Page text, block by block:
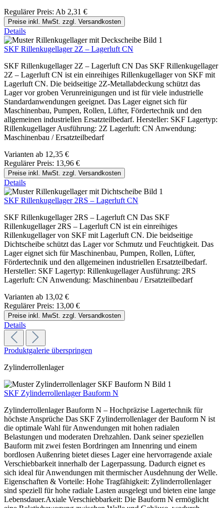
Regulärer Preis: Ab 2,31 €
Preise inkl. MwSt. zzgl. Versandkosten
Details
SKF Rillenkugellager 2Z – Lagerluft CN
SKF Rillenkugellager 2Z – Lagerluft CN Das SKF Rillenkugellager
2Z – Lagerluft CN ist ein einreihiges Rillenkugellager von SKF mit
Lagerluft CN. Die beidseitige 2Z-Metallabdeckung schützt das
Lager vor groben Verunreinigungen und ist für viele industrielle
Standardanwendungen geeignet. Das Lager eignet sich für
Maschinenbau, Pumpen, Rollen, Lüfter, Fördertechnik und den
allgemeinen industriellen Ersatzteilbedarf. Hersteller: SKF Lagertyp:
Rillenkugellager Ausführung: 2Z Lagerluft: CN Anwendung:
Maschinenbau / Ersatzteilbedarf
Varianten ab 12,35 €
Regulärer Preis: 13,96 €
Preise inkl. MwSt. zzgl. Versandkosten
Details
SKF Rillenkugellager 2RS – Lagerluft CN
SKF Rillenkugellager 2RS – Lagerluft CN Das SKF
Rillenkugellager 2RS – Lagerluft CN ist ein einreihiges
Rillenkugellager von SKF mit Lagerluft CN. Die beidseitige
Dichtscheibe schützt das Lager vor Schmutz und Feuchtigkeit. Das
Lager eignet sich für Maschinenbau, Pumpen, Rollen, Lüfter,
Fördertechnik und den allgemeinen industriellen Ersatzteilbedarf.
Hersteller: SKF Lagertyp: Rillenkugellager Ausführung: 2RS
Lagerluft: CN Anwendung: Maschinenbau / Ersatzteilbedarf
Varianten ab 13,02 €
Regulärer Preis: 13,00 €
Preise inkl. MwSt. zzgl. Versandkosten
Details
Produktgalerie überspringen
Zylinderrollenlager
SKF Zylinderrollenlager Bauform N
Zylinderrollenlager Bauform N – Hochpräzise Lagertechnik für
höchste Ansprüche Das SKF Zylinderrollenlager der Bauform N ist
die optimale Wahl für Anwendungen mit hohen radialen
Belastungen und moderaten Drehzahlen. Dank seiner speziellen
Bauform mit zwei festen Bordringen am Innenring und einem
bordlosen Außenring bietet dieses Lager eine hervorragende axiale
Verschiebbarkeit innerhalb der Lagerpassung. Dadurch eignet es
sich ideal für Anwendungen mit thermischer Ausdehnung der Welle.
Eigenschaften & Vorteile: Hohe Tragfähigkeit: Zylinderrollenlager
sind speziell für hohe radiale Lasten ausgelegt und bieten eine lange
Lebensdauer.Axiale Verschiebbarkeit: Die Bauform N ermöglicht